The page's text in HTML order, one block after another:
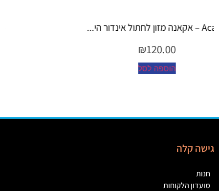
Espree – שמפו 355 מ"ל יערות ה...
גישה קלה
חנות
מועדון הלקוחות